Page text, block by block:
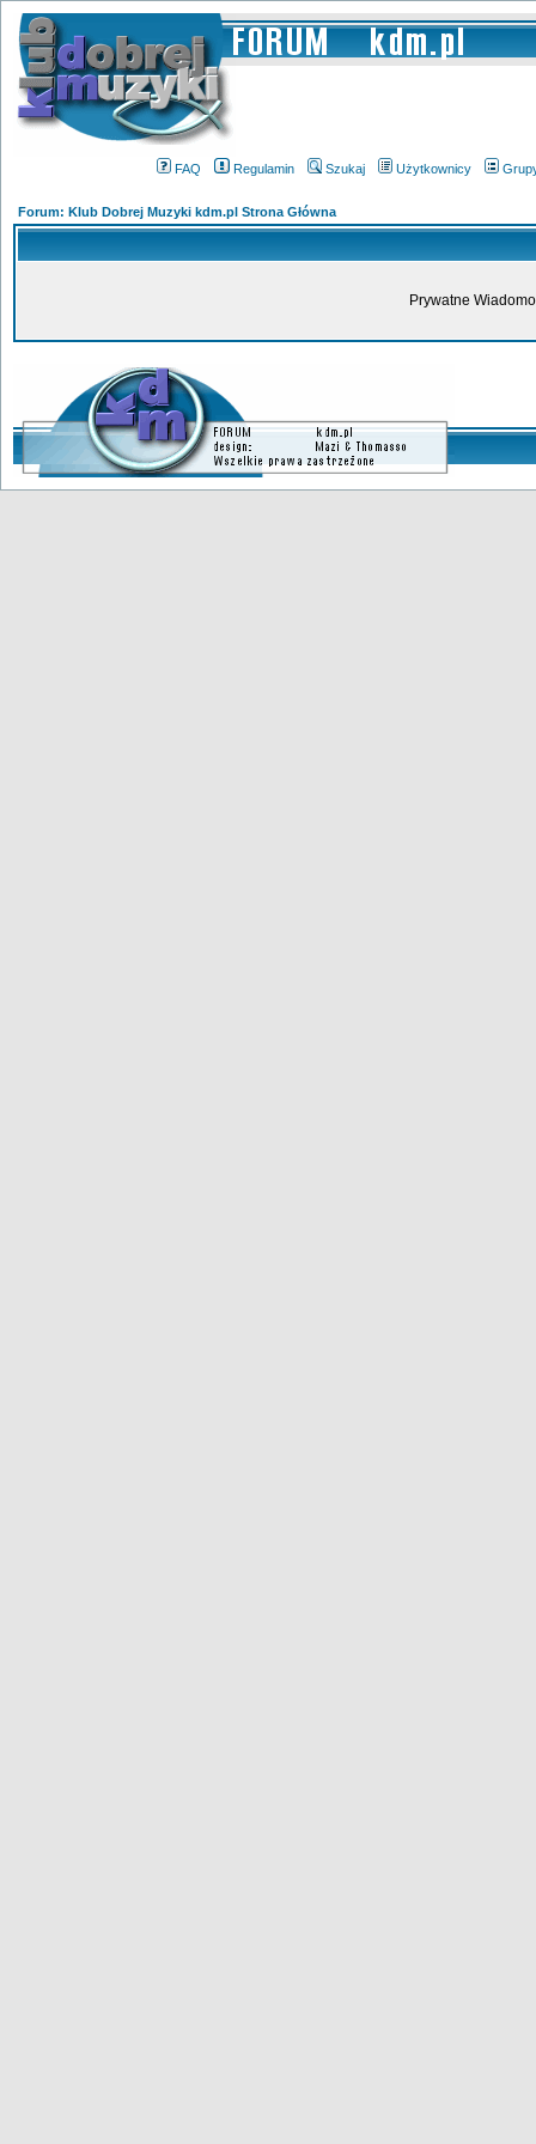
FAQ Regulamin Szukaj Użytkownicy
Forum: Klub Dobrej Muzyki kdm.pl Strona Główna
Prywatne